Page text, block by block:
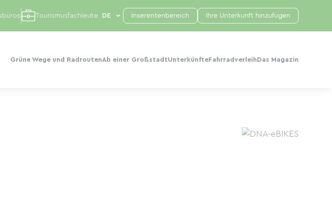
Grüne Wege und RadroutenAb einer GroßstadtUnterkünfte Fahrradverleih Das Magazin
Tourismusfachleute Inserentenbereich Ihre Unterkunft hinzufügen